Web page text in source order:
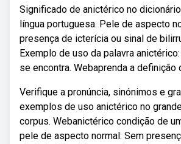
Significado de anictérico no
língua portuguesa. Pele de aspecto
presença de icterícia ou sinal de
Exemplo de uso da palavra
se encontra. Webaprenda a definição
Verifique a pronúncia, sinónimos e
exemplos de uso anictérico no
corpus. Webanictérico condição de
pele de aspecto normal: Sem